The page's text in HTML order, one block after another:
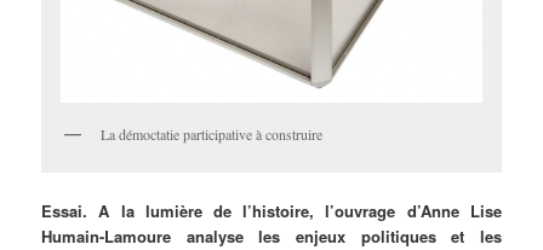
La démoctatie participative à construire
Essai.A la lumière de l’histoire, l’ouvrage d’Anne Lise
Humain-Lamoure analyse les enjeux politiques et les